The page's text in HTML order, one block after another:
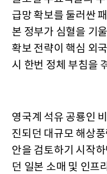
급망 확보를 둘러싼
본 정부가 심혈을 기
확보 전략이 핵심 외
시 한번 정체 부침을
영국계 석유 공룡인
진되던 대규모 해상
안을 검토하기 시작
던 일본 소매 및 인프